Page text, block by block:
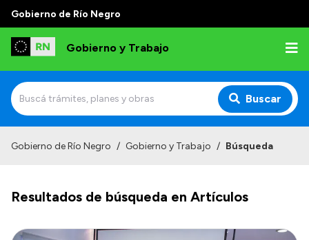
Gobierno de Río Negro
Gobierno y Trabajo
Buscar
Misión
Autoridades, Áreas y Organismos
Gobierno de Río Negro / Gobierno y Trabajo / Búsqueda
Resultados de búsqueda en Artículos